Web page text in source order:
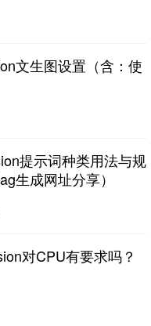
文生图设置（含：使
提示词种类用法与规
生成网址分享）
对CPU有要求吗？